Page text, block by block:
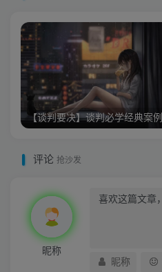
【谈判要决】谈判必学经典案例
评论 抢沙发
昵称
昵称